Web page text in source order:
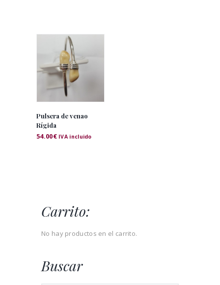
Pulsera de venao
Rígida
54.00€ IVA incluido
Carrito:
No hay productos en el carrito.
Buscar